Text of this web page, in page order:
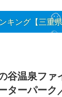
キング【三重県
谷温泉ファ
ターパーク